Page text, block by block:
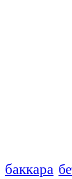
баккара